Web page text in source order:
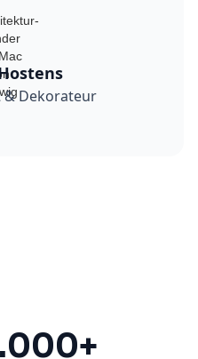
Dekorateur